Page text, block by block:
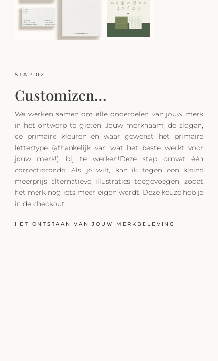
STAP 02
Customizen…
We werken samen om alle onderdelen van jouw merk
in het ontwerp te gieten. Jouw merknaam, de slogan,
de primaire kleuren en waar gewenst het primaire
lettertype (afhankelijk van wat het beste werkt voor
jouw merk!) bij te werken!Deze stap omvat één
correctieronde. Als je wilt, kan ik tegen een kleine
meerprijs alternatieve illustraties toegevoegen, zodat
het merk nog iets meer eigen wordt. Deze keuze heb je
in de checkout.
HET ONTSTAAN VAN JOUW MERKBELEVING